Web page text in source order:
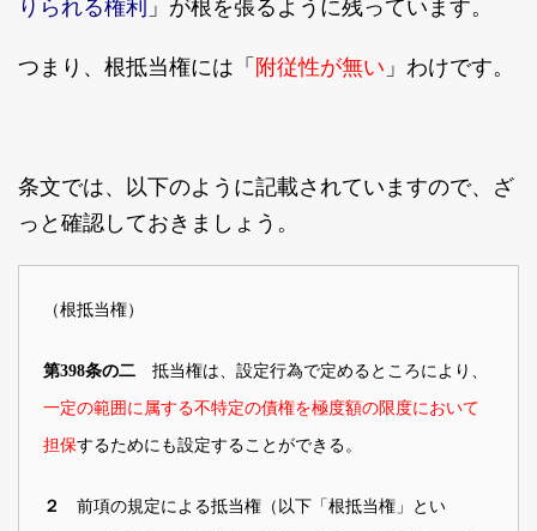
りられる権利 」が根を張るように残っています。
つまり、根抵当権には「 附従性が無い 」わけです。
条文では、以下のように記載されていますので、ざ
っと確認しておきましょう。
（根抵当権）
第398条の二 抵当権は、設定行為で定めるところにより
一定の範囲に属する不特定の債権を極度額の限度において
担保するためにも設定することができる。
２
前項の規定による抵当権（以下「根抵当権」とい